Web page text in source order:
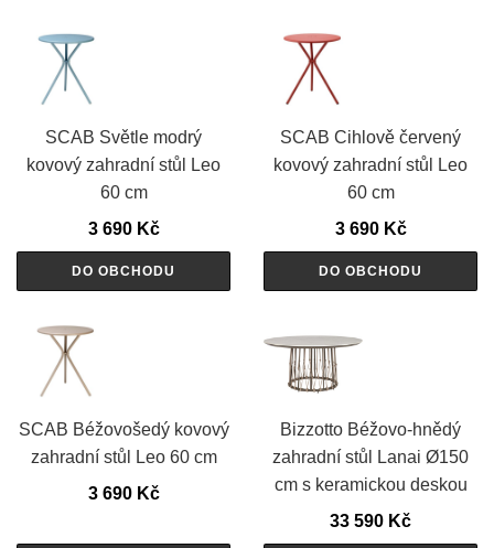
SCAB Světle modrý
kovový zahradní stůl Leo
60 cm
3 690 Kč
DO OBCHODU
SCAB Cihlově červený
kovový zahradní stůl Leo
60 cm
3 690 Kč
DO OBCHODU
SCAB Béžovošedý kovový
zahradní stůl Leo 60 cm
3 690 Kč
Bizzotto Béžovo-hnědý
zahradní stůl Lanai Ø150
cm s keramickou deskou
33 590 Kč